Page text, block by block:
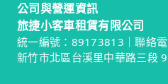
公司與營運資訊
旅捷小客車租賃有限公司
統一編號：89173813｜聯絡
新竹市北區台溪里中華路三段